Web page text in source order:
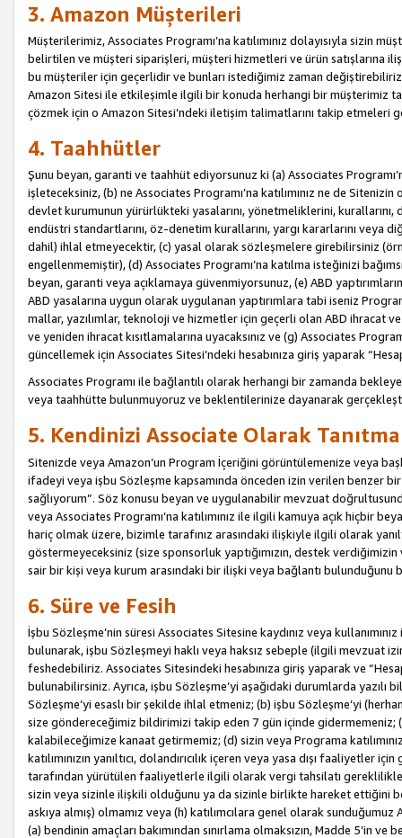
3. Amazon Müşterileri
Müşterilerimiz, Associates Programı’na katılımınız dolayısıyla sizin
belirtilen ve müşteri siparişleri, müşteri hizmetleri ve ürün satışlarına
bu müşteriler için geçerlidir ve bunları istediğimiz zaman
Amazon Sitesi ile etkileşimle ilgili bir konuda herhangi bir müşterimiz
çözmek için o Amazon Sitesi’ndeki iletişim talimatlarını takip etmeleri
4. Taahhütler
Şunu beyan, garanti ve taahhüt ediyorsunuz ki (a) Associates
işleteceksiniz, (b) ne Associates Programı’na katılımınız ne de
devlet kurumunun yürürlükteki yasalarını, yönetmeliklerini,
endüstri standartlarını, öz-denetim kurallarını, yargı kararlarını
dahil) ihlal etmeyecektir, (c) yasal olarak sözleşmelere girebilirsiniz
engellenmemiştir), (d) Associates Programı’na katılma isteğinizi
beyan, garanti veya açıklamaya güvenmiyorsunuz, (e) ABD
ABD yasalarına uygun olarak uygulanan yaptırımlara tabi iseniz
mallar, yazılımlar, teknoloji ve hizmetler için geçerli olan ABD ihracat
ve yeniden ihracat kısıtlamalarına uyacaksınız ve (g) Associates
güncellemek için Associates Sitesi’ndeki hesabınıza giriş yaparak
Associates Programı ile bağlantılı olarak herhangi bir zamanda
veya taahhütte bulunmuyoruz ve beklentilerinize dayanarak
5. Kendinizi Associate Olarak
Sitenizde veya Amazon’un Program İçeriğini görüntülemenize veya
ifadeyi veya işbu Sözleşme kapsamında önceden izin verilen benzer
sağlıyorum”. Söz konusu beyan ve uygulanabilir mevzuat
veya Associates Programı’na katılımınız ile ilgili kamuya açık hiçbir
hariç olmak üzere, bizimle tarafınız arasındaki ilişkiyle ilgili olarak
göstermeyeceksiniz (size sponsorluk yaptığımızın, destek
sair bir kişi veya kurum arasındaki bir ilişki veya bağlantı bulunduğunu
6. Süre ve Fesih
İşbu Sözleşme’nin süresi Associates Sitesine kaydınız veya
bulunarak, işbu Sözleşmeyi haklı veya haksız sebeple (ilgili mevzuat
feshedebiliriz. Associates Sitesindeki hesabınıza giriş yaparak ve
bulunabilirsiniz. Ayrıca, işbu Sözleşme’yi aşağıdaki durumlarda yazılı
Sözleşme’yi esaslı bir şekilde ihlal etmeniz; (b) işbu Sözleşme’yi
size göndereceğimiz bildirimizi takip eden 7 gün içinde gidermemeniz;
kalabileceğimize kanaat getirmemiz; (d) sizin veya Programa
katılımınızın yanıltıcı, dolandırıcılık içeren veya yasa dışı
tarafından yürütülen faaliyetlerle ilgili olarak vergi tahsilatı
sizin veya sizinle ilişkili olduğunu ya da sizinle birlikte hareket ettiğini
askıya almış) olmamız veya (h) katılımcılara genel olarak
(a) bendinin amaçları bakımından sınırlama olmaksızın, Madde 5’in